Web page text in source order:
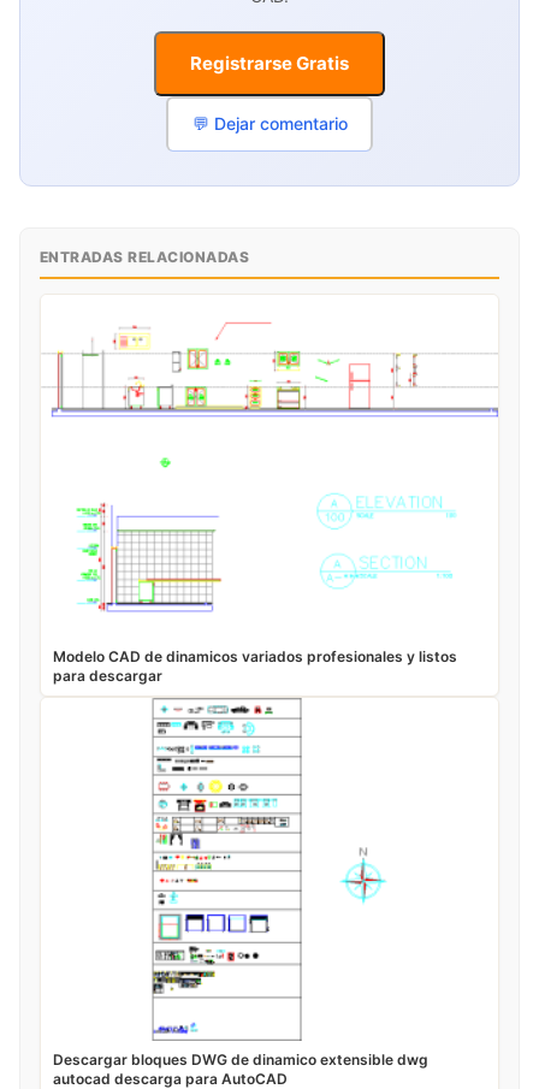
Registrarse Gratis
💬 Dejar comentario
ENTRADAS RELACIONADAS
Modelo CAD de dinamicos variados profesionales y listos
para descargar
Descargar bloques DWG de dinamico extensible dwg
autocad descarga para AutoCAD